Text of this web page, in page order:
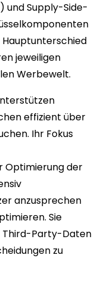
und Supply-Side-
jeweiligen
Werbewelt.
effizient über
Ihr Fokus
Optimierung der
anzusprechen
Sie
Third-Party-Daten
zu